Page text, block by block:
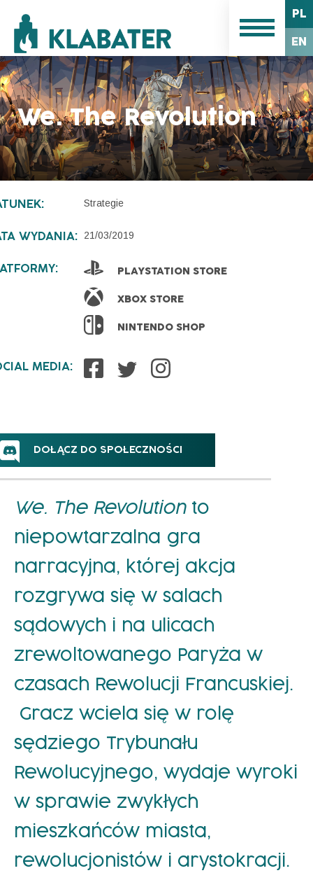
PL
EN
We. The Revolution
Strategie
WYDANIA: 21/03/2019
PLAYSTATION STORE
XBOX STORE
NINTENDO SHOP
MEDIA:
DOŁĄCZ DO SPOŁECZNOŚCI
We. The Revolutionto
niepowtarzalna gra
narracyjna, której akcja
rozgrywa się w salach
sądowych i na ulicach
zrewoltowanego Paryża w
czasach Rewolucji Francuskiej.
Gracz wciela się w rolę
sędziego Trybunału
Rewolucyjnego, wydaje wyroki
w sprawie zwykłych
mieszkańców miasta,
rewolucjonistów i arystokracji.